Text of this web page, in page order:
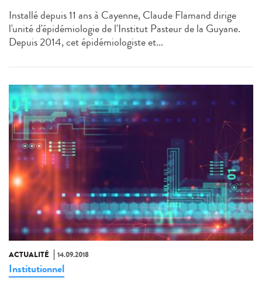
Installé depuis 11 ans à Cayenne, Claude Flamand dirige
l'unité d'épidémiologie de l'Institut Pasteur de la Guyane.
Depuis 2014, cet épidémiologiste et...
ACTUALITÉ 14.09.2018
Institutionnel